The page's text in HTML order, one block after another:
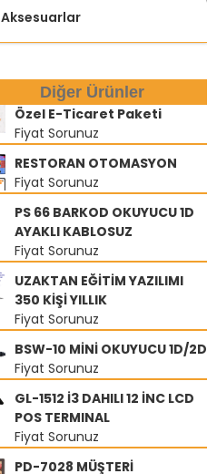
Aksesuarlar
Diğer Ürünler
Özel E-Ticaret Paketi
Fiyat Sorunuz
RESTORAN OTOMASYON
Fiyat Sorunuz
PS 66 BARKOD OKUYUCU 1D
AYAKLI KABLOSUZ
Fiyat Sorunuz
UZAKTAN EĞİTİM YAZILIMI
350 KİŞİ YILLIK
Fiyat Sorunuz
BSW-10 MİNİ OKUYUCU 1D/2D
Fiyat Sorunuz
GL-1512 İ3 DAHILI 12 İNC LCD
POS TERMINAL
Fiyat Sorunuz
PD-7028 MÜŞTERİ